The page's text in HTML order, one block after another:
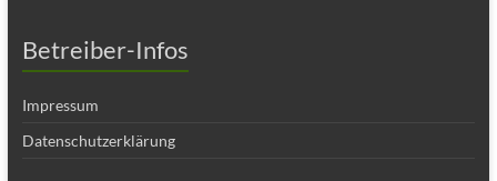
Betreiber-Infos
Impressum
Datenschutzerklärung